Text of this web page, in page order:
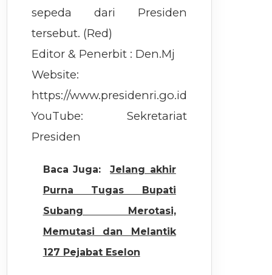
sepeda dari Presiden
tersebut. (Red)
Editor & Penerbit : Den.Mj
Website:
https://www.presidenri.go.id
YouTube: Sekretariat
Presiden
Baca Juga:
Jelang akhir
Purna Tugas Bupati
Subang Merotasi,
Memutasi dan Melantik
127 Pejabat Eselon